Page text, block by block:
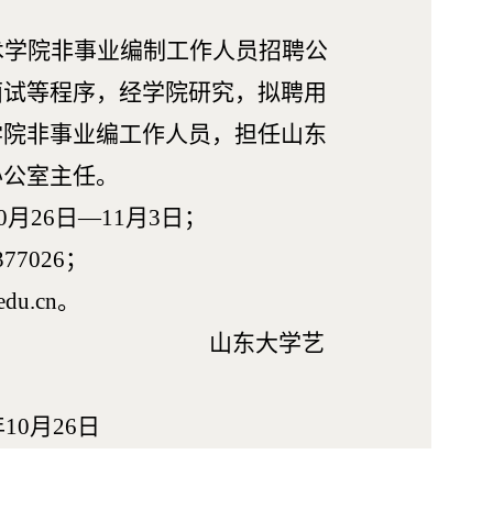
院非事业编制工作人员招聘公
等程序，经学院研究，拟聘用
非事业编工作人员，担任山东
室主任。
26日—11月3日；
；
。
大学艺
26日